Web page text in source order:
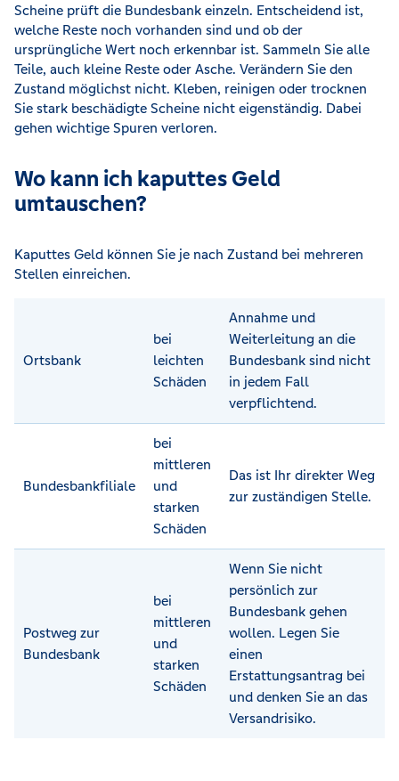
Scheine prüft die Bundesbank einzeln. Entscheidend ist,
welche Reste noch vorhanden sind und ob der
ursprüngliche Wert noch erkennbar ist. Sammeln Sie alle
Teile, auch kleine Reste oder Asche. Verändern Sie den
Zustand möglichst nicht. Kleben, reinigen oder trocknen
Sie stark beschädigte Scheine nicht eigenständig. Dabei
gehen wichtige Spuren verloren.
Wo kann ich kaputtes Geld
umtauschen?
Kaputtes Geld können Sie je nach Zustand bei mehreren
Stellen einreichen.
Ortsbank
bei
leichten
Schäden
Annahme und
Weiterleitung an die
Bundesbank sind nicht
in jedem Fall
verpflichtend.
Bundesbankfiliale
bei
mittleren
und
starken
Schäden
Das ist Ihr direkter Weg
zur zuständigen Stelle.
Postweg zur
Bundesbank
bei
mittleren
und
starken
Schäden
Wenn Sie nicht
persönlich zur
Bundesbank gehen
wollen. Legen Sie
einen
Erstattungsantrag bei
und denken Sie an das
Versandrisiko.